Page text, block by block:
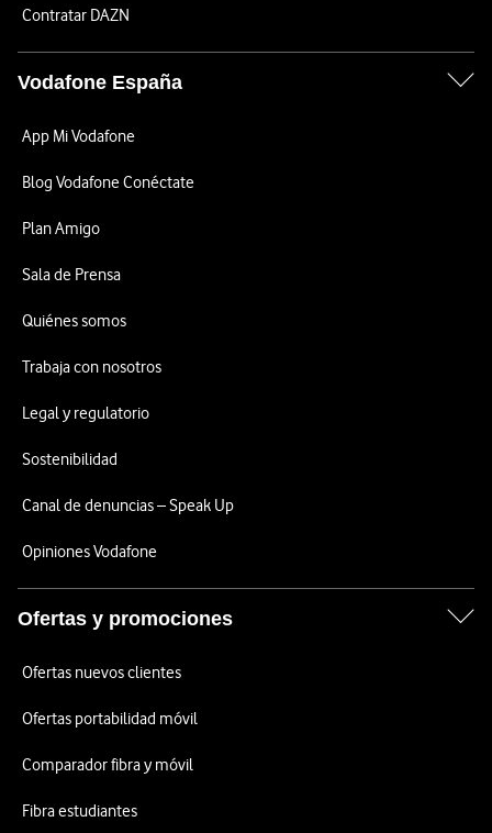
Contratar DAZN
Vodafone España
App Mi Vodafone
Blog Vodafone Conéctate
Plan Amigo
Sala de Prensa
Quiénes somos
Trabaja con nosotros
Legal y regulatorio
Sostenibilidad
Canal de denuncias – Speak Up
Opiniones Vodafone
Ofertas y promociones
Ofertas nuevos clientes
Ofertas portabilidad móvil
Comparador fibra y móvil
Fibra estudiantes